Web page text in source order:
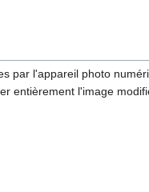
par l'appareil photo
entièrement l'image